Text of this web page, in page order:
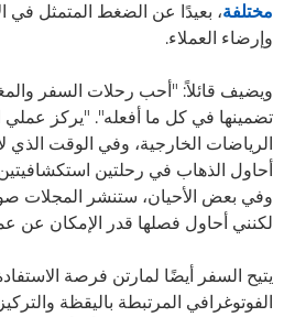
مختلفة، بعيدًا عن الضغط المتمثل في
وإرضاء العملاء.
ويضيف قائلاً: "أحب رحلات السفر
تضمينها في كل ما أفعله". "يركز عملي
الرياضات الخارجية، وفي الوقت
أحاول الذهاب في رحلتين
وفي بعض الأحيان، ستنشر المجلات
لكنني أحاول فصلها قدر الإمكان عن
يتيح السفر أيضًا لمارتن فرصة
الفوتوغرافي المرتبطة باليقظة